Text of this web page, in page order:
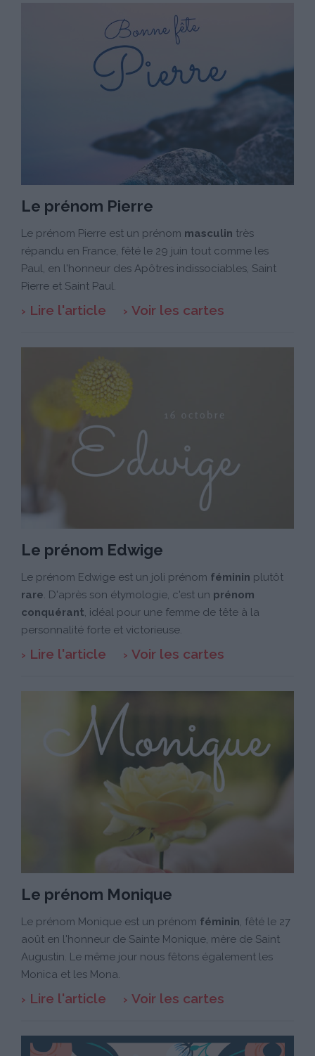
Le prénom Pierre
Le prénom Pierre est un prénom masculin très
répandu en France, fêté le 29 juin tout comme les
Paul, en l'honneur des Apôtres indissociables, Saint
Pierre et Saint Paul.
Lire l'article Voir les cartes
Le prénom Edwige
Le prénom Edwige est un joli prénom féminin plutôt
rare. D'après son étymologie, c'est un prénom
conquérant, idéal pour une femme de tête à la
personnalité forte et victorieuse.
Lire l'article Voir les cartes
Le prénom Monique
Le prénom Monique est un prénom féminin, fêté le 27
août en l'honneur de Sainte Monique, mère de Saint
Augustin. Le même jour nous fêtons également les
Monica et les Mona.
Lire l'article Voir les cartes